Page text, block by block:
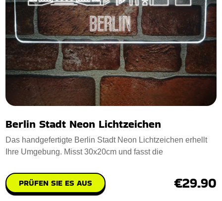
Berlin Stadt Neon Lichtzeichen
Das handgefertigte Berlin Stadt Neon Lichtzeichen erhellt
Ihre Umgebung. Misst 30x20cm und fasst die
PRÜFEN SIE ES AUS €29.90